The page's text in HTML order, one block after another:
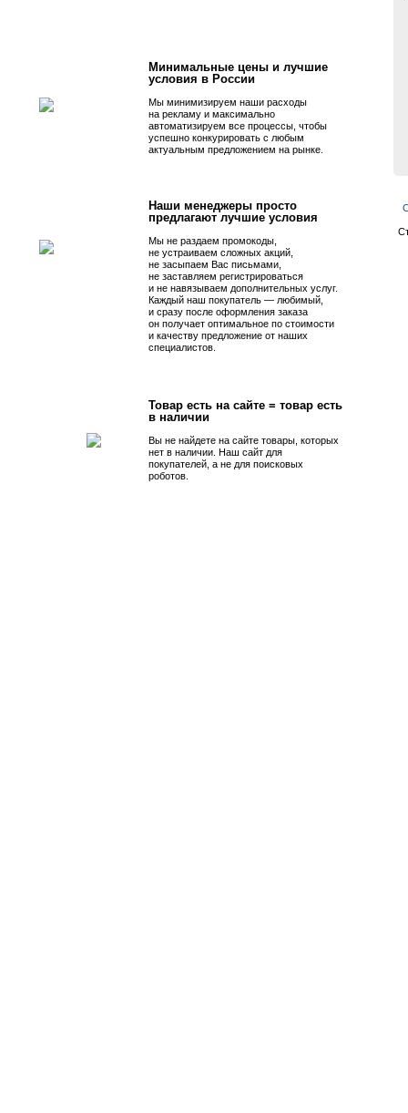
Минимальные цены и лучшие
условия в России
Мы минимизируем наши расходы
на рекламу и максимально
автоматизируем все процессы, чтобы
успешно конкурировать с любым
актуальным предложением на рынке.
Наши менеджеры просто
предлагают лучшие условия
Мы не раздаем промокоды,
не устраиваем сложных акций,
не засыпаем Вас письмами,
не заставляем регистрироваться
и не навязываем дополнительных услуг.
Каждый наш покупатель — любимый,
и сразу после оформления заказа
он получает оптимальное по стоимости
и качеству предложение от наших
специалистов.
Товар есть на сайте = товар есть
в наличии
Вы не найдете на сайте товары, которых
нет в наличии. Наш сайт для
покупателей, а не для поисковых
роботов.